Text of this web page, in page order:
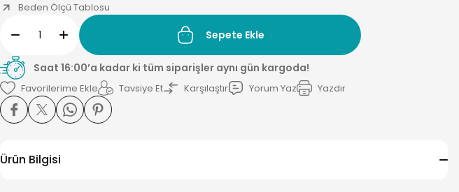
Beden Ölçü Tablosu
Sepete Ekle
Saat 16:00’a kadar ki tüm siparişler aynı gün kargoda!
Tavsiye Et Karşılaştır Yorum Yaz Yazdır
Ürün Bilgisi